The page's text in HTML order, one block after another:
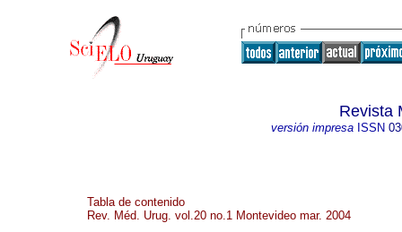
Revista
versión impresaISSN
Tabla de contenido
Rev. Méd. Urug. vol.20 no.1 Montevideo mar. 2004